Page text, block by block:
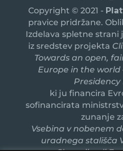
Copyright © 2021 -
pravice pridržane.
Izdelava spletne strani
iz sredstev projekta
Towards an open,
Europe in the world
ki ju financira
sofinancirata
zunanje
Vsebina v nobenem
uradnega stališča